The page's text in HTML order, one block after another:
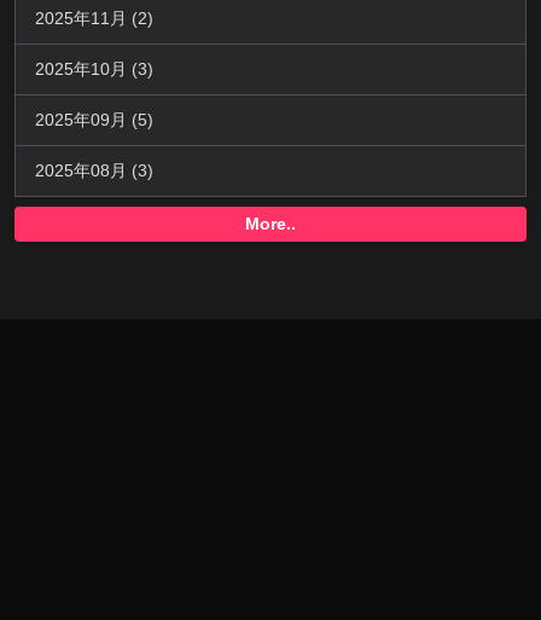
2025年11月 (2)
2025年10月 (3)
2025年09月 (5)
2025年08月 (3)
More..